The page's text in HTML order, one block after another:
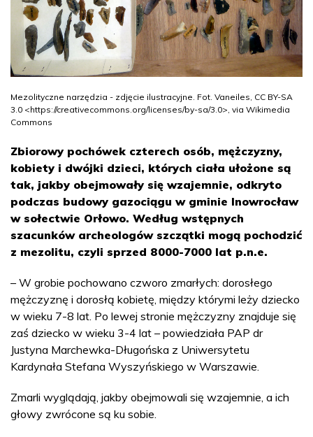
Mezolityczne narzędzia - zdjęcie ilustracyjne. Fot. Vaneiles, CC BY-SA
3.0 <https://creativecommons.org/licenses/by-sa/3.0>, via Wikimedia
Commons
Zbiorowy pochówek czterech osób, mężczyzny,
kobiety i dwójki dzieci, których ciała ułożone są
tak, jakby obejmowały się wzajemnie, odkryto
podczas budowy gazociągu w gminie Inowrocław
w sołectwie Orłowo. Według wstępnych
szacunków archeologów szczątki mogą pochodzić
z mezolitu, czyli sprzed 8000-7000 lat p.n.e.
– W grobie pochowano czworo zmarłych: dorosłego
mężczyznę i dorosłą kobietę, między którymi leży dziecko
w wieku 7-8 lat. Po lewej stronie mężczyzny znajduje się
zaś dziecko w wieku 3-4 lat – powiedziała PAP dr
Justyna Marchewka-Długońska z Uniwersytetu
Kardynała Stefana Wyszyńskiego w Warszawie.
Zmarli wyglądają, jakby obejmowali się wzajemnie, a ich
głowy zwrócone są ku sobie.